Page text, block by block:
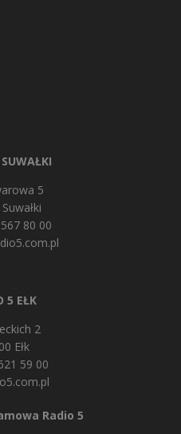
5
80 00
5 EŁK
2
Ełk
59 00
Radio 5